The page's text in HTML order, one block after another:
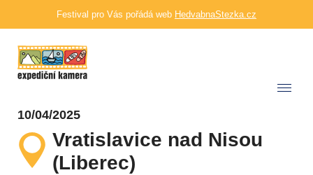
Festival pro Vás pořádá web HedvabnaStezka.cz
10/04/2025
Vratislavice nad Nisou
(Liberec)